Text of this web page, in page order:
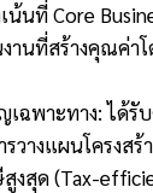
น้นที่ Core
นที่สร้างคุณค่าโ
เฉพาะทาง: ได้รั
วางแผนโครงส
งสุด (Tax-